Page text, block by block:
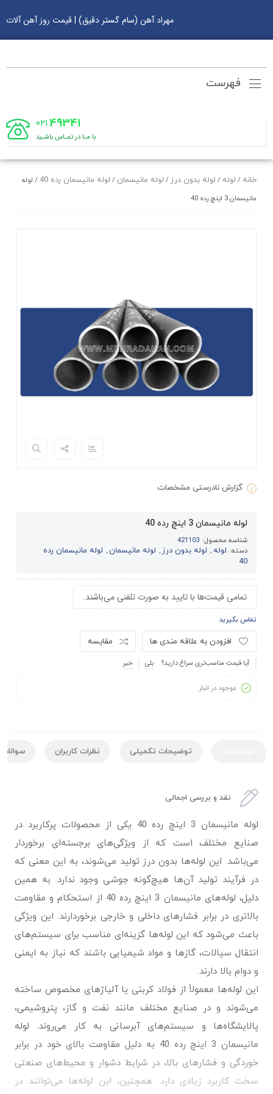
مهراد آهن (سام گستر دقیق) | قیمت روز آهن آلات
فهرست
49341
021
با مـا در تمـاس باشـید
خانه / لوله / لوله بدون درز / لوله مانیسمان / لوله مانیسمان رده 40
/ لوله
مانیسمان 3 اینچ رده 40
گزارش نادرستی مشخصات
لوله مانیسمان 3 اینچ رده 40
شناسه محصول: 421103
دسته: لوله , لوله بدون درز , لوله مانیسمان, لوله مانیسمان رده
40
تمامی قیمت‌ها با تایید به صورت تلفنی می‌باشند.
تماس بگیرید
مقایسه افزودن به علاقه مندی ها
آیا قیمت مناسب‌تری سراغ دارید؟ بلی خیر
موجود در انبار
توضیحات تکمیلی نظرات کاربران سوالات
نقد و بررسی اجمالی
لوله مانیسمان 3 اینچ رده 40 یکی از محصولات پرکاربرد در
صنایع مختلف است که از ویژگی‌های برجسته‌ای برخوردار
می‌باشد. این لوله‌ها بدون درز تولید می‌شوند، به این معنی که
در فرآیند تولید آن‌ها هیچ‌گونه جوشی وجود ندارد. به همین
دلیل، لوله‌های مانیسمان 3 اینچ رده 40 از استحکام و مقاومت
بالاتری در برابر فشارهای داخلی و خارجی برخوردارند. این ویژگی
باعث می‌شود که این لوله‌ها گزینه‌ای مناسب برای سیستم‌های
انتقال سیالات، گازها و مواد شیمیایی باشند که نیاز به ایمنی
و دوام بالا دارند.
این لوله‌ها معمولاً از فولاد کربنی یا آلیاژهای مخصوص ساخته
می‌شوند و در صنایع مختلف مانند نفت و گاز، پتروشیمی،
پالایشگاه‌ها و سیستم‌های آبرسانی به کار می‌روند. لوله
مانیسمان 3 اینچ رده 40 به دلیل مقاومت بالای خود در برابر
خوردگی و فشارهای بالا، در شرایط دشوار و محیط‌های صنعتی
سخت کاربرد زیادی دارد. همچنین، این لوله‌ها می‌توانند در